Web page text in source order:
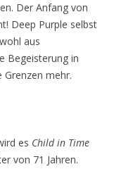
Der Anfang von
Deep Purple selbst
aus
Begeisterung in
mehr.
es Child in Time
von 71 Jahren.